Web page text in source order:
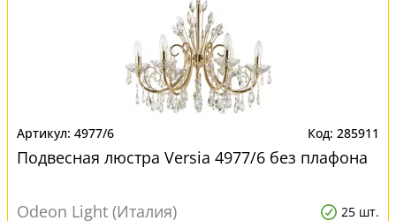
4977/6 285911
Подвесная люстра Versia 4977/6 без плафона
Odeon Light (Италия) 25 шт.